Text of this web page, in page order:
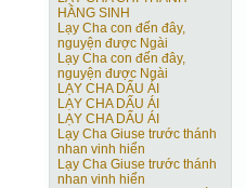
HẰNG SINH
Lạy Cha con đến đây,
nguyện được Ngài
Lạy Cha con đến đây,
nguyện được Ngài
LẠY CHA DẤU ÁI
LẠY CHA DẤU ÁI
LẠY CHA DẤU ÁI
Lạy Cha Giuse trước thánh
nhan vinh hiển
Lạy Cha Giuse trước thánh
nhan vinh hiển